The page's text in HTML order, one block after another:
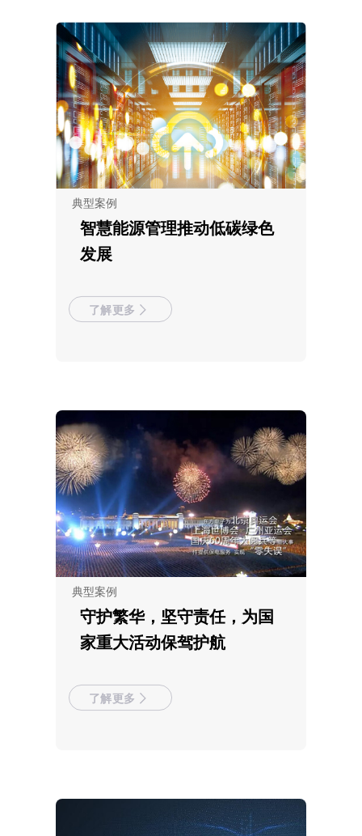
典型案例
智慧能源管理推动低碳绿色
发展
了解更多
典型案例
守护繁华，坚守责任，为国
家重大活动保驾护航
了解更多